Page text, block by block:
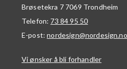
Brøsetekra 7 7069 Trondheim
Telefon: 73 84 95 50
E-post:nordesign@nordesign.no
Vi ønsker å bli forhandler